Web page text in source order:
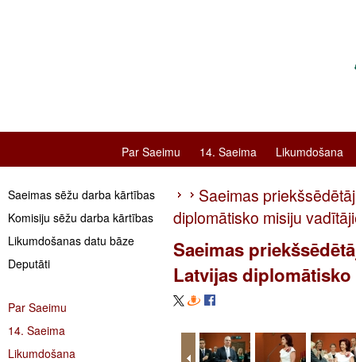
Par Saeimu 14. Saeima Likumdošana
Saeimas sēžu darba kārtības
Komisiju sēžu darba kārtības
Likumdošanas datu bāze
Deputāti
Par Saeimu
14. Saeima
Likumdošana
Saeimas
diplomātisko misiju
Saeimas
Latvijas